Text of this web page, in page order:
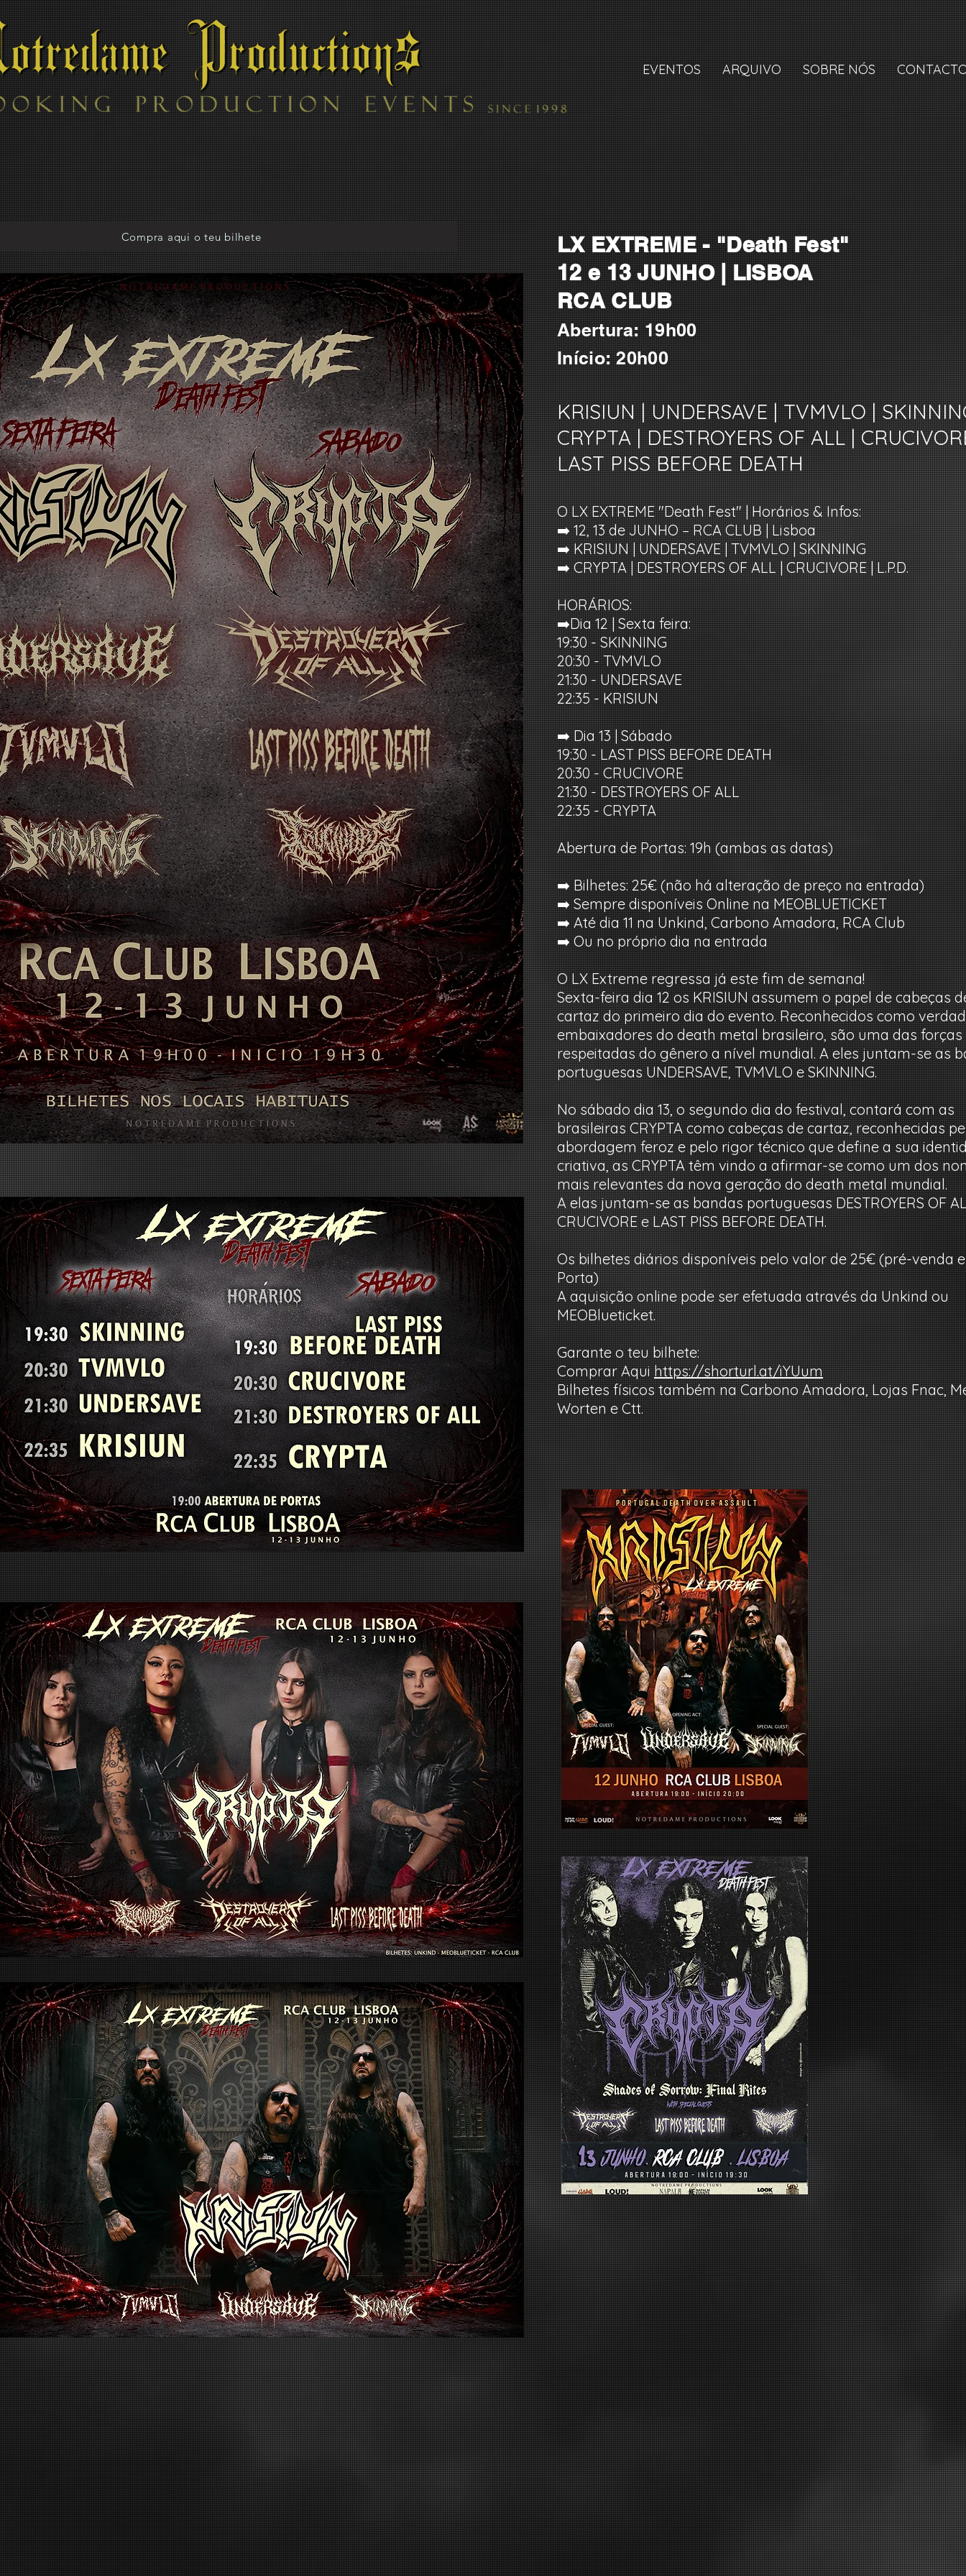
EVENTOS ARQUIVO SOBRE NÓS
Compra aqui o teu bilhete
LX EXTREME - "Death Fest"
12 e 13 JUNHO | LISBOA
RCA CLUB
Abertura: 19h00
Início: 20h00
KRISIUN | UNDERSAVE | TVMVLO |
CRYPTA | DESTROYERS OF ALL |
LAST PISS BEFORE DEATH
O LX EXTREME "Death Fest" | Horários & Infos:
➡️ 12, 13 de JUNHO – RCA CLUB | Lisboa
➡️ KRISIUN | UNDERSAVE | TVMVLO | SKINNING
➡️ CRYPTA | DESTROYERS OF ALL | CRUCIVORE | L.P.D.
HORÁRIOS:
➡️Dia 12 | Sexta feira:
19:30 - SKINNING
20:30 - TVMVLO
21:30 - UNDERSAVE
22:35 - KRISIUN
➡️ Dia 13 | Sábado
19:30 - LAST PISS BEFORE DEATH
20:30 - CRUCIVORE
21:30 - DESTROYERS OF ALL
22:35 - CRYPTA
Abertura de Portas: 19h (ambas as datas)
➡️ Bilhetes: 25€ (não há alteração de preço na entrada)
➡️ Sempre disponíveis Online na MEOBLUETICKET
➡️ Até dia 11 na Unkind, Carbono Amadora, RCA Club
➡️ Ou no próprio dia na entrada
O LX Extreme regressa já este fim de semana!
Sexta-feira dia 12 os KRISIUN assumem o papel de cabeças
cartaz do primeiro dia do evento. Reconhecidos como
embaixadores do death metal brasileiro, são uma das forças
respeitadas do gênero a nível mundial. A eles juntam-se as
portuguesas UNDERSAVE, TVMVLO e SKINNING.
No sábado dia 13, o segundo dia do festival, contará com as
brasileiras CRYPTA como cabeças de cartaz, reconhecidas
abordagem feroz e pelo rigor técnico que define a sua
criativa, as CRYPTA têm vindo a afirmar-se como um dos
mais relevantes da nova geração do death metal mundial.
A elas juntam-se as bandas portuguesas DESTROYERS OF
CRUCIVORE e LAST PISS BEFORE DEATH.
Os bilhetes diários disponíveis pelo valor de 25€ (pré-venda e
Porta)
A aquisição online pode ser efetuada através da Unkind ou
MEOBlueticket.
Garante o teu bilhete:
Comprar Aqui https://shorturl.at/iYUum
Bilhetes físicos também na Carbono Amadora, Lojas Fnac,
Worten e Ctt.